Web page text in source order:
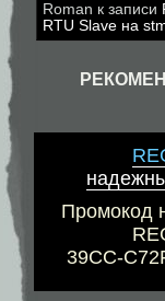
Roman к записи
RTU Slave на
Промокод
39CC-